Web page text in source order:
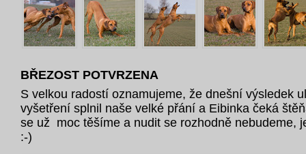
BŘEZOST POTVRZENA
S velkou radostí oznamujeme, že dnešní výsledek
vyšetření splnil naše velké přání a Eibinka čeká
se už moc těšíme a nudit se rozhodně nebudeme,
:-)